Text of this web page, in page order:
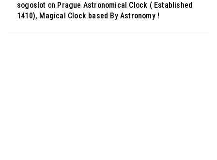
sogoslot on Prague Astronomical Clock ( Established
1410), Magical Clock based By Astronomy !